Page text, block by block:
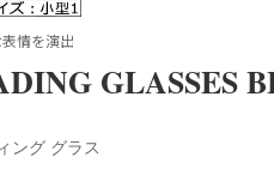
情を演出
GLASSES
ング グラス